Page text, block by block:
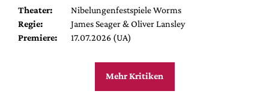
Theater:
Nibelungenfestspiele Worms
Regie:
James Seager & Oliver Lansley
Premiere:
17.07.2026 (UA)
Mehr Kritiken